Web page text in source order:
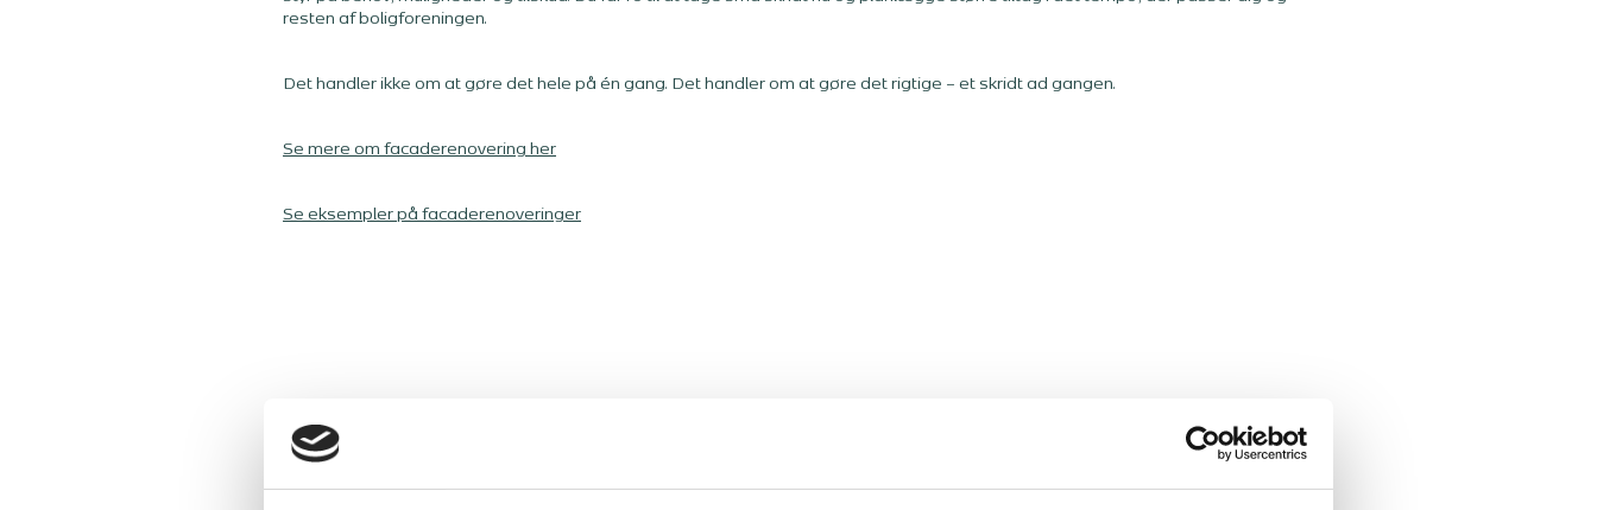
resten af boligforeningen.
Det handler ikke om at gøre det hele på én gang. Det handler om at gøre det rigtige – et skridt ad gangen.
Se mere om facaderenovering her
Se eksempler på facaderenoveringer